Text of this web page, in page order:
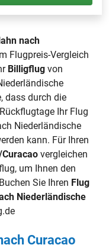
nach
Flugpreis-Vergleich
Billigflug von
dass durch die
Ihr Flug
Niederländische
kann. Für Ihren
vergleichen
um Ihnen den
Sie Ihren Flug
Niederländische
Curacao